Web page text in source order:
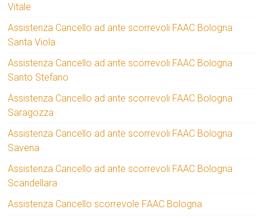
Vitale
Assistenza Cancello ad ante scorrevoli FAAC Bologna
Santa Viola
Assistenza Cancello ad ante scorrevoli FAAC Bologna
Santo Stefano
Assistenza Cancello ad ante scorrevoli FAAC Bologna
Saragozza
Assistenza Cancello ad ante scorrevoli FAAC Bologna
Savena
Assistenza Cancello ad ante scorrevoli FAAC Bologna
Scandellara
Assistenza Cancello scorrevole FAAC Bologna